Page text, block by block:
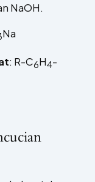
NaOH.
Na
: R-C6H4-